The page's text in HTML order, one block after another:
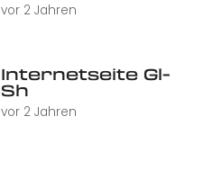
vor 2 Jahren
Internetseite Gl-
Sh
vor 2 Jahren